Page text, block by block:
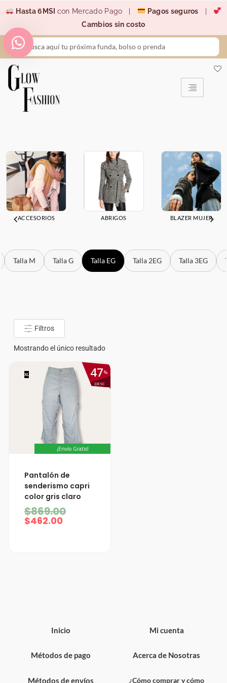
contenido
Hasta 6MSI con Mercado Pago | Pagos seguros
Cambios sin costo
Search
...
ACCESORIOS ABRIGOS BLAZER MUJER
Talla M Talla G Talla EG Talla 2EG Talla 3EG
Filtros
Mostrando el único resultado
XL %
DESC
47
¡Envío Gratis!
Pantalón de
senderismo capri
color gris claro
$869.00
precio
original
era:
$462.00
El
precio
actual
es:
$462.00.
Inicio
Métodos de pago
Métodos de envíos
Mi cuenta
Acerca de Nosotras
¿Cómo comprar y cómo